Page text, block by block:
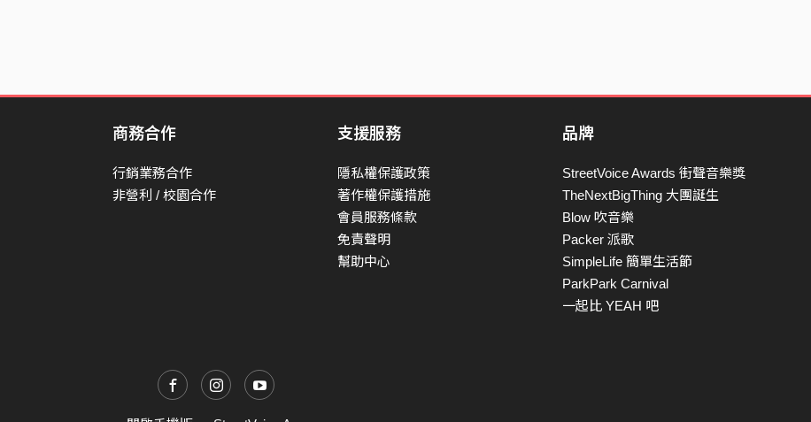
商務合作
行銷業務合作
非營利 / 校園合作
支援服務
隱私權保護政策
著作權保護措施
會員服務條款
免責聲明
幫助中心
品牌
StreetVoice Awards 街聲音樂獎
TheNextBigThing 大團誕生
Blow 吹音樂
Packer 派歌
SimpleLife 簡單生活節
ParkPark Carnival
一起比 YEAH 吧